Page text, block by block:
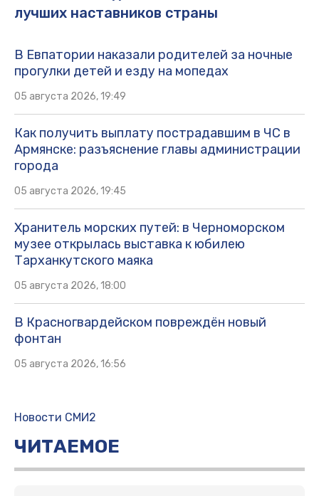
лучших наставников страны
В Евпатории наказали родителей за ночные
прогулки детей и езду на мопедах
05 августа 2026, 19:49
Как получить выплату пострадавшим в ЧС в
Армянске: разъяснение главы администрации
города
05 августа 2026, 19:45
Хранитель морских путей: в Черноморском
музее открылась выставка к юбилею
Тарханкутского маяка
05 августа 2026, 18:00
В Красногвардейском повреждён новый
фонтан
05 августа 2026, 16:56
Новости СМИ2
ЧИТАЕМОЕ